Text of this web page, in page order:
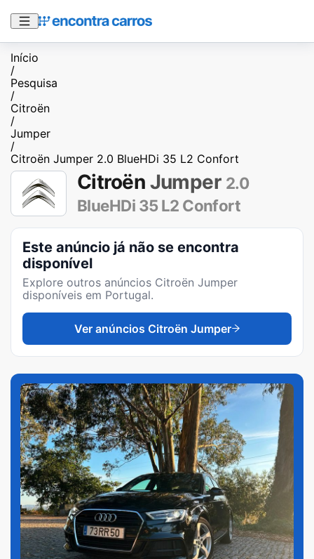
Início
/
Pesquisa
/
Citroën
/
Jumper
/
Citroën Jumper 2.0 BlueHDi 35 L2 Confort
Citroën Jumper 2.0
BlueHDi 35 L2 Confort
Este anúncio já não se encontra
disponível
Explore outros anúncios Citroën Jumper
disponíveis em Portugal.
Ver anúncios Citroën Jumper